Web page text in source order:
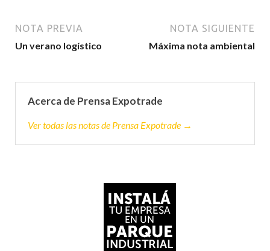
NOTA PREVIA
Un verano logístico
NOTA SIGUIENTE
Máxima nota ambiental
Acerca de Prensa Expotrade
Ver todas las notas de Prensa Expotrade →